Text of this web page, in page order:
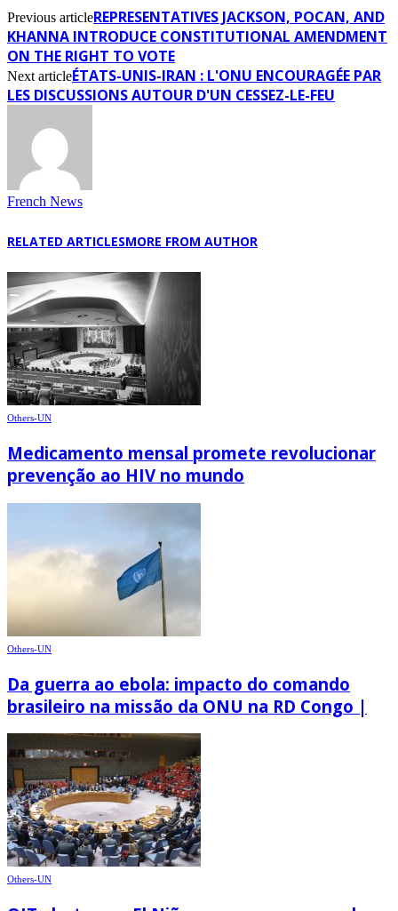
Previous articleREPRESENTATIVES JACKSON, POCAN, AND
KHANNA INTRODUCE CONSTITUTIONAL AMENDMENT
ON THE RIGHT TO VOTE
Next articleÉTATS-UNIS-IRAN : L'ONU ENCOURAGÉE PAR
LES DISCUSSIONS AUTOUR D'UN CESSEZ-LE-FEU
French News
RELATED ARTICLESMORE FROM AUTHOR
Others-UN
Medicamento mensal promete revolucionar
prevenção ao HIV no mundo
Others-UN
Da guerra ao ebola: impacto do comando
brasileiro na missão da ONU na RD Congo |
Others-UN